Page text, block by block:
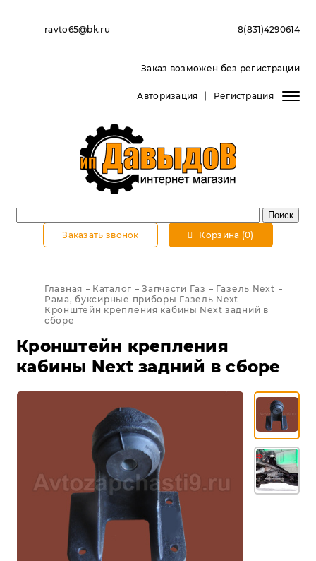
ravto65@bk.ru 8(831)4290614
Заказ возможен без регистрации
Авторизация Регистрация
Заказать звонок Корзина (0)
Главная Каталог Запчасти Газ
Газель Next
Рама, буксирные приборы Газель Next
Кронштейн крепления кабины Next задний в
сборе
Кронштейн крепления
кабины Next задний в сборе